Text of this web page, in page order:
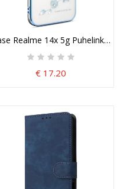
Color
Realme 14x 5g
€ 17.20